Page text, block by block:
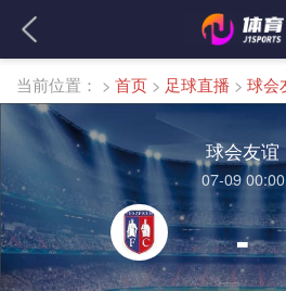
当前位置： > 首页 > 足球直播 >
球会友谊
07-09 00:00
-